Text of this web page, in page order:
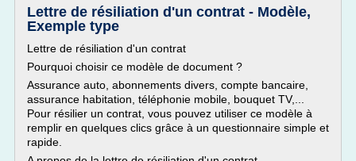
Lettre de résiliation d'un contrat - Modèle,
Exemple type
Lettre de résiliation d'un contrat
Pourquoi choisir ce modèle de document ?
Assurance auto, abonnements divers, compte bancaire,
assurance habitation, téléphonie mobile, bouquet TV,...
Pour résilier un contrat, vous pouvez utiliser ce modèle à
remplir en quelques clics grâce à un questionnaire simple et
rapide.